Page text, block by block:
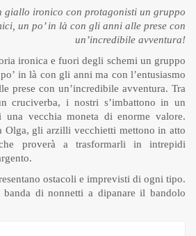
giallo ironico con protagonisti un gruppo
un po’ in là con gli anni alle prese con
un’incredibile avventura!
ironica e fuori degli schemi un gruppo
in là con gli anni ma con l’entusiasmo
prese con un’incredibile avventura. Tra
cruciverba, i nostri s’imbattono in un
vecchia moneta di enorme valore.
Olga, gli arzilli vecchietti mettono in atto
proverà a trasformarli in intrepidi
ostacoli e imprevisti di ogni tipo.
banda di nonnetti a dipanare il bandolo